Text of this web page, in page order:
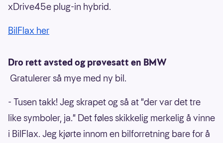
xDrive45e plug-in hybrid.
BilFlax her
Dro rett avsted og prøvesatt en BMW
Gratulerer så mye med ny bil.
- Tusen takk! Jeg skrapet og så at "der var det tre
like symboler, ja." Det føles skikkelig merkelig å vinne
i BilFlax. Jeg kjørte innom en bilforretning bare for å